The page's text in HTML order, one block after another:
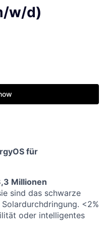
w/d)
für
Millionen
sind das schwarze
<2%
oder intelligentes